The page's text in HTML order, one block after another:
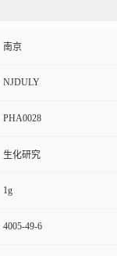
南京
NJDULY
PHA0028
生化研究
1g
4005-49-6